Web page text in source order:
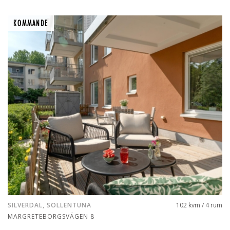
KOMMANDE
KOMMANDE
SILVERDAL, SOLLENTUNA
MARGRETEBORGSVÄGEN 8
102 kvm / 4 rum